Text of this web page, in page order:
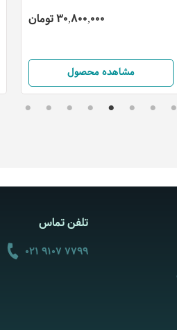
30,800,000 تومان
مشاهده محصول
تلفن تماس
021 9107 7799